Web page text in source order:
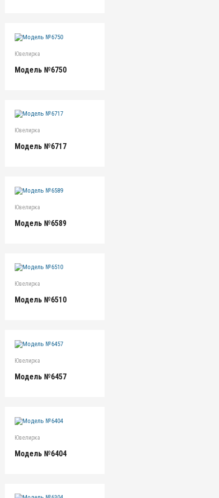
Ювелирка
Модель №6750
Ювелирка
Модель №6717
Ювелирка
Модель №6589
Ювелирка
Модель №6510
Ювелирка
Модель №6457
Ювелирка
Модель №6404